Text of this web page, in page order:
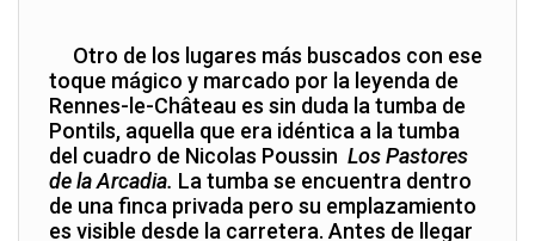
Otro de los lugares más buscados con ese
toque mágico y marcado por la leyenda de
Rennes-le-Château es sin duda la tumba de
Pontils, aquella que era idéntica a la tumba
del cuadro de Nicolas Poussin Los Pastores
de la Arcadia. La tumba se encuentra dentro
de una finca privada pero su emplazamiento
es visible desde la carretera. Antes de llegar